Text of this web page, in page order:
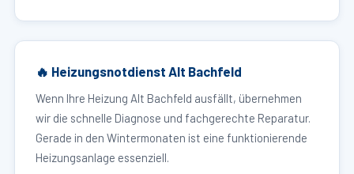
🔥 Heizungsnotdienst Alt Bachfeld
Wenn Ihre Heizung Alt Bachfeld ausfällt, übernehmen
wir die schnelle Diagnose und fachgerechte Reparatur.
Gerade in den Wintermonaten ist eine funktionierende
Heizungsanlage essenziell.